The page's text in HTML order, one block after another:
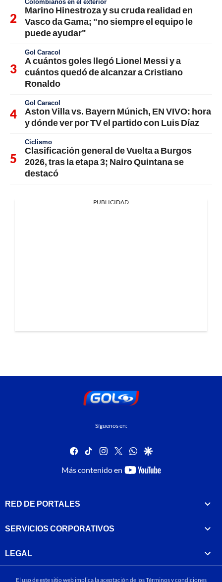
Colombianos en el exterior
Marino Hinestroza y su cruda realidad en
Vasco da Gama; "no siempre el equipo le
puede ayudar"
Gol Caracol
A cuántos goles llegó Lionel Messi y a
cuántos quedó de alcanzar a Cristiano
Ronaldo
Gol Caracol
Aston Villa vs. Bayern Múnich, EN VIVO: hora
y dónde ver por TV el partido con Luis Díaz
Ciclismo
Clasificación general de Vuelta a Burgos
2026, tras la etapa 3; Nairo Quintana se
destacó
PUBLICIDAD
Síguenos en:
facebook
tiktok instagram
twitterwhatsapp
google
Más contenido en
youtube-
RED DE PORTALES
SERVICIOS CORPORATIVOS
LEGAL
El uso de este sitio web implica la aceptación de losTérminos y condiciones